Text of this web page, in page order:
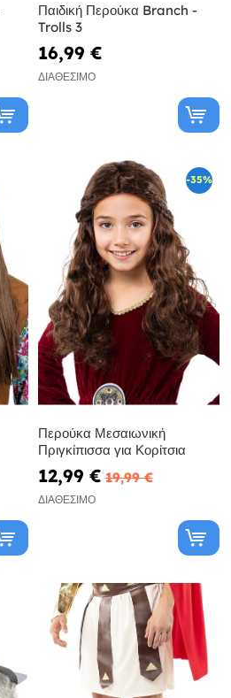
Παιδική Περούκα Branch -
Trolls 3
16,99 €
ΔΙΑΘΈΣΙΜΟ
-35%
Περούκα Μεσαιωνική
Πριγκίπισσα για Κορίτσια
12,99 € 19,99 €
ΔΙΑΘΈΣΙΜΟ